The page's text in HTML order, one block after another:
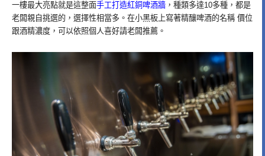
一樓最大亮點就是這整面手工打造紅銅啤酒牆 ，種類多達10多種，都是
老闆親自挑選的，選擇性相當多。在小黑板上寫著精釀啤酒的名稱 價位
跟酒精濃度，可以依照個人喜好請老闆推薦。